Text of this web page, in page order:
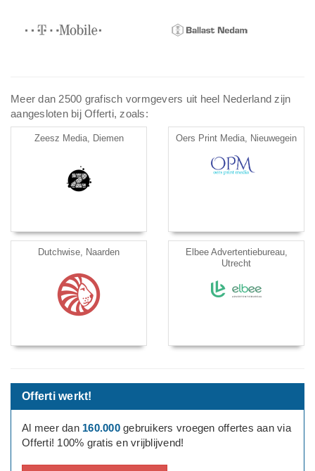
Meer dan 2500 grafisch vormgevers uit heel Nederland zijn
aangesloten bij Offerti, zoals:
Zeesz Media, Diemen Oers Print Media, Nieuwegein
Dutchwise, Naarden
Elbee Advertentiebureau,
Utrecht
Offerti werkt!
Al meer dan 160.000gebruikers vroegen offertes aan via
Offerti! 100% gratis en vrijblijvend!